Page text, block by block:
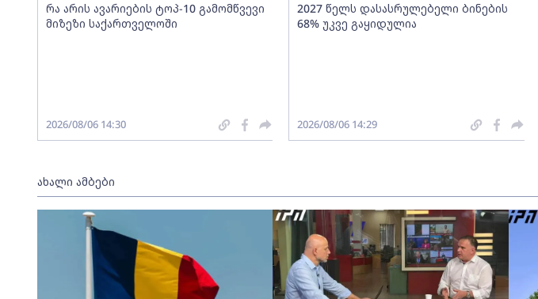
რა არის ავარიების ტოპ-10 გამომწვევი
მიზეზი საქართველოში
2026/08/06 14:30
2027 წელს დასასრულებელი ბინების
68% უკვე გაყიდულია
2026/08/06 14:29
ახალი ამბები